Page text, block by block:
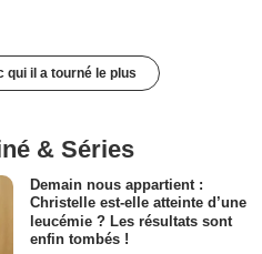
il a tourné le plus
& Séries
Demain nous appartient :
Christelle est-elle atteinte d’une
leucémie ? Les résultats sont
enfin tombés !